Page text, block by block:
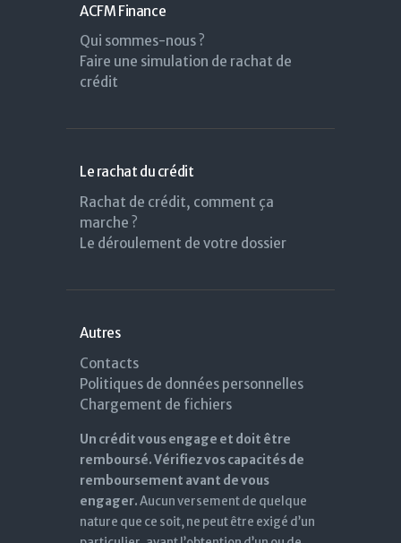
ACFM Finance
Qui sommes-nous ?
Faire une simulation de rachat de
crédit
Le rachat du crédit
Rachat de crédit, comment ça
marche ?
Le déroulement de votre dossier
Autres
Contacts
Politiques de données personnelles
Chargement de fichiers
Un crédit vous engage et doit être
remboursé. Vérifiez vos capacités de
remboursement avant de vous
engager.Aucun versement de quelque
nature que ce soit, ne peut être exigé d’un